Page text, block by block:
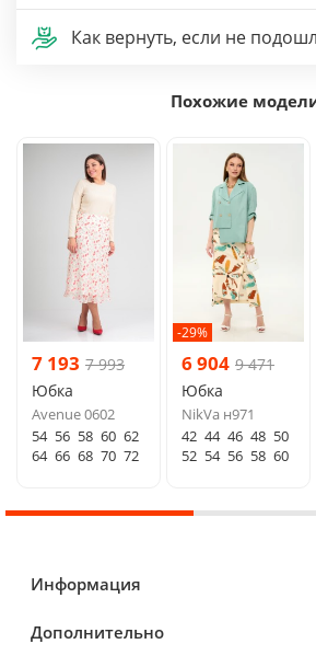
Как вернуть, если не
Похожие
7 193 7 993
Юбка
Avenue 0602
54 56 58 60 62
64 66 68 70 72
-29%
6 904 9 471
Юбка
NikVa н971
42 44 46 48 50
52 54 56 58 60
Информация
Дополнительно